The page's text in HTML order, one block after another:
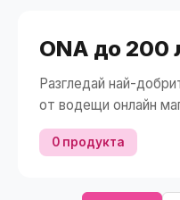
ONA до 200
Разгледай най-
от водещи онлайн
0 продукта